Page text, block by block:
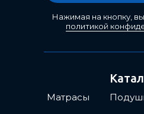
Нажимая на кнопку,
политикой
Матрасы